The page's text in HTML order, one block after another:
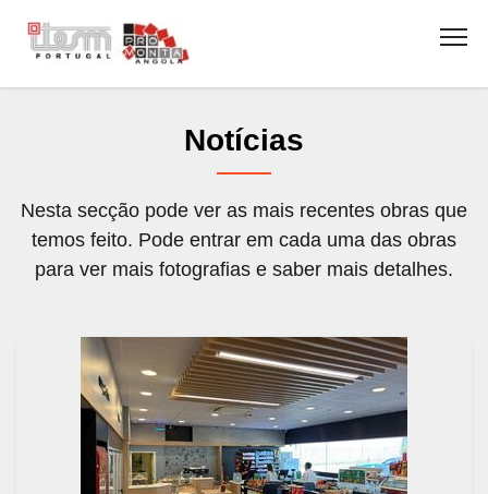
Notícias
Nesta secção pode ver as mais recentes obras que
temos feito. Pode entrar em cada uma das obras
para ver mais fotografias e saber mais detalhes.